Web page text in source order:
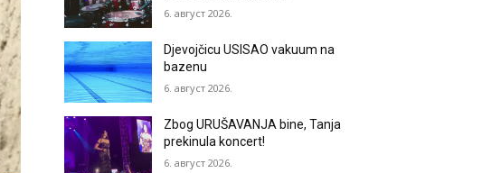
6. август 2026.
Djevojčicu USISAO vakuum na
bazenu
6. август 2026.
Zbog URUŠAVANJA bine, Tanja
prekinula koncert!
6. август 2026.